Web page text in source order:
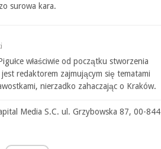
surowa kara.
właściwie od początku stworzenia
jest redaktorem zajmującym się tematami
nierzadko zahaczając o Kraków.
Media S.C. ul. Grzybowska 87, 00-844